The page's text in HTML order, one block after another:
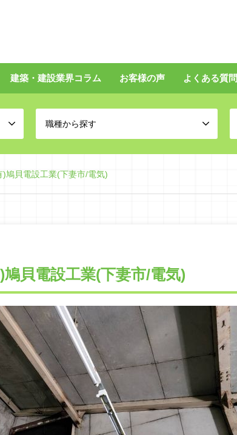
建築・建設業界コラム お客様の声 よくある質問
職種から探す
鳩貝電設工業(下妻市/電気)
貝電設工業(下妻市/電気)